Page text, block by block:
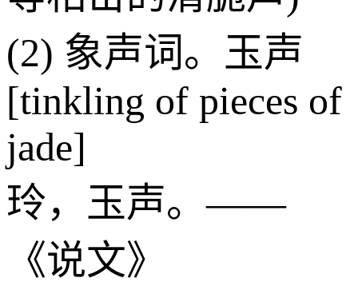
(2) 象声词。玉声
[tinkling of pieces of
jade]
玲，玉声。——
《说文》